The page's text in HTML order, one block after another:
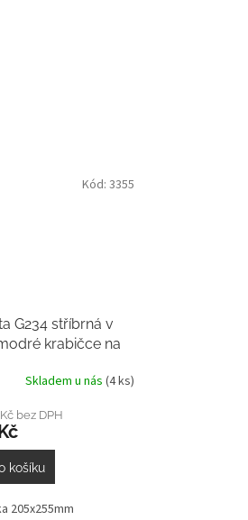
G234 stříbrná v
krabičce na
Skladem u nás (4 ks)
bez DPH
košíku
205x255mm
Kód: 3355